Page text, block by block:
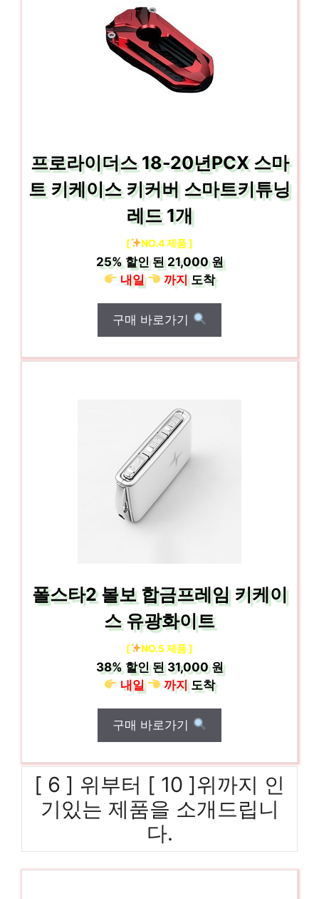
프로라이더스 18-20년PCX 스마
트 키케이스 키커버 스마트키튜닝
레드 1개
[ NO.4 제품 ]
25%할인 된21,000 원
내일
까지도착
구매 바로가기
폴스타2 볼보 합금프레임 키케이
스 유광화이트
[ NO.5 제품 ]
38%할인 된31,000 원
내일
까지도착
구매 바로가기
[ 6 ] 위부터 [ 10 ]위까지 인
기있는 제품을 소개드립니
다.